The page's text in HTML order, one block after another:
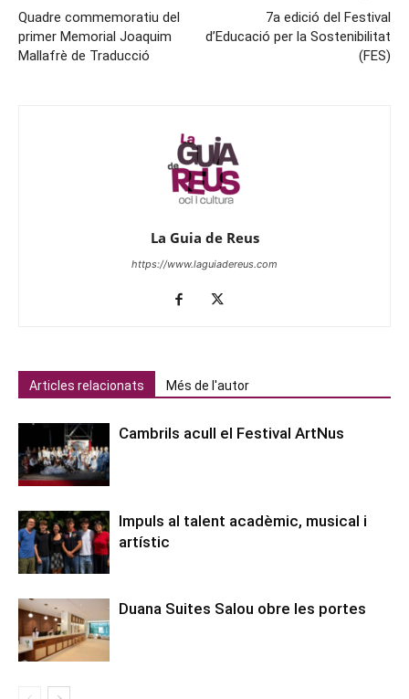
Quadre commemoratiu del
primer Memorial Joaquim
Mallafrè de Traducció
7a edició del Festival
d’Educació per la Sostenibilitat
(FES)
La Guia de Reus
https://www.laguiadereus.com
Articles relacionats Més de l'autor
Cambrils acull el Festival ArtNus
Impuls al talent acadèmic, musical i
artístic
Duana Suites Salou obre les portes